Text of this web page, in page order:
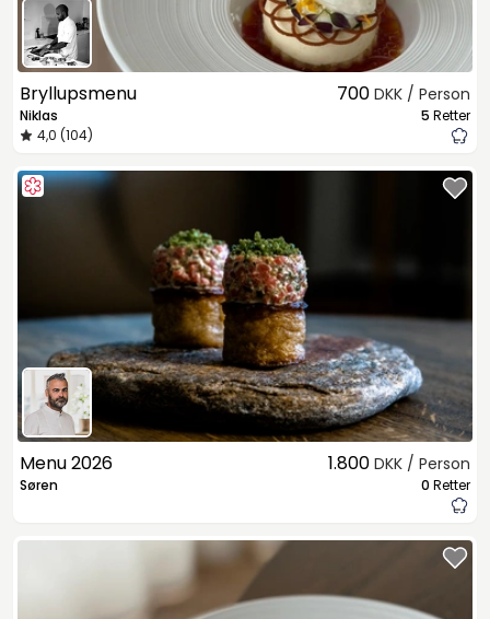
Bryllupsmenu
Niklas
4,0 (104)
700 DKK / Person
5 Retter
Menu 2026
Søren
1.800 DKK / Person
0 Retter